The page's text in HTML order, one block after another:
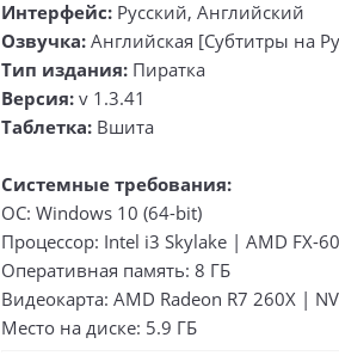
Интерфейс: Русский, Английский
Озвучка: Английская [Субтитры на
Тип издания: Пиратка
Версия: v 1.3.41
Таблетка: Вшита
Системные требования:
ОС: Windows 10 (64-bit)
Процессор: Intel i3 Skylake | AMD FX-
Оперативная память: 8 ГБ
Видеокарта: AMD Radeon R7 260X |
Место на диске: 5.9 ГБ